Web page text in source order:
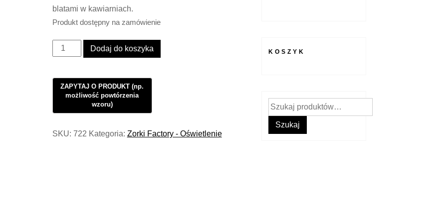
blatami w kawiarniach.
Produkt dostępny na zamówienie
ilość
Paris
Double
Gold
Dodaj do koszyka
SKU: 722 Kategoria: Zorki Factory - Oświetlenie
KOSZYK
Szukaj:
Szukaj